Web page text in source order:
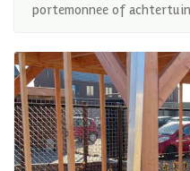
portemonnee of